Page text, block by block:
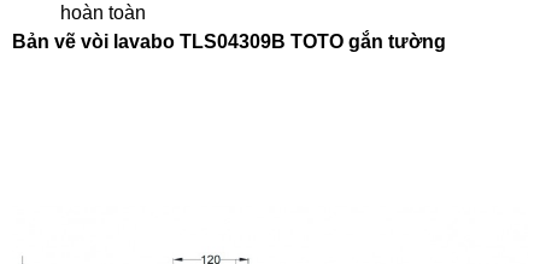
hoàn toàn
Bản vẽ vòi lavabo TLS04309B TOTO gắn tường